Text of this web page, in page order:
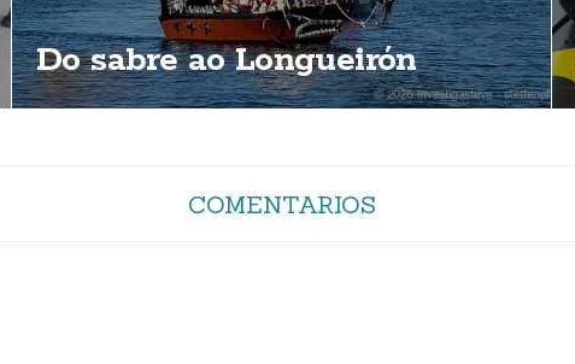
Do sabre ao Longueirón
COMENTARIOS